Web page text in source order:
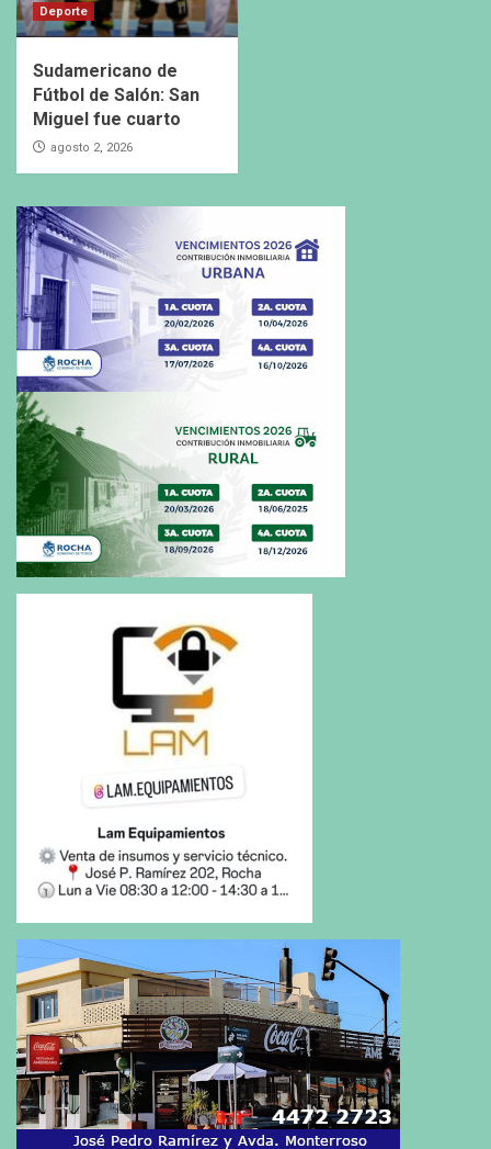
Deporte
Sudamericano de
Fútbol de Salón: San
Miguel fue cuarto
agosto 2, 2026